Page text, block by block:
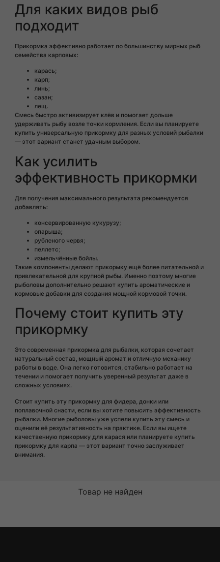
Для каких видов рыб
подходит
Прикормка эффективно работает по большинству мирных рыб
семейства карповых:
карась;
карп;
линь;
сазан;
лещ.
Смесь быстро активизирует клёв и помогает дольше
удерживать рыбу возле точки кормления. Если вы планируете
купить универсальную прикормку для разных условий рыбалки
— этот вариант станет удачным выбором.
Как усилить
эффективность прикормки
Для получения максимального результата рекомендуется
добавлять:
консервированную кукурузу;
опарыша;
рубленого червя;
пеллетс;
измельчённые бойлы.
Такие компоненты делают прикормку ещё более питательной и
привлекательной для крупной рыбы. Именно поэтому многие
рыболовы дополнительно решают купить ароматические и
кормовые добавки для создания мощной кормовой точки.
Почему стоит купить эту
прикормку
Это современная прикормка для рыбалки, которая сочетает
натуральный состав, мощный аромат и отличную механику
работы в воде. Она легко готовится, стабильно работает на
течении и помогает получить уверенный результат даже в
сложных условиях.
Стоит купить эту прикормку для фидера, донки или
поплавочной снасти, если вы хотите повысить эффективность
рыбалки. Многие рыболовы уже успели купить эту смесь и
оценили её результативность на практике. Если вы ищете
качественную прикормку для карася или планируете купить
прикормку для карпа — этот вариант точно заслуживает
внимания.
Товар не найден